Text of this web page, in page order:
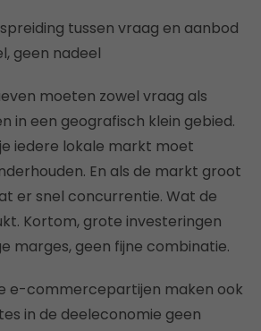
tussen vraag en aanbod
geen nadeel
moeten zowel vraag als
in een geografisch klein gebied.
iedere lokale markt moet
En als de markt groot
er snel concurrentie. Wat de
Kortom, grote investeringen
marges, geen fijne combinatie.
e-commercepartijen maken ook
in de deeleconomie geen